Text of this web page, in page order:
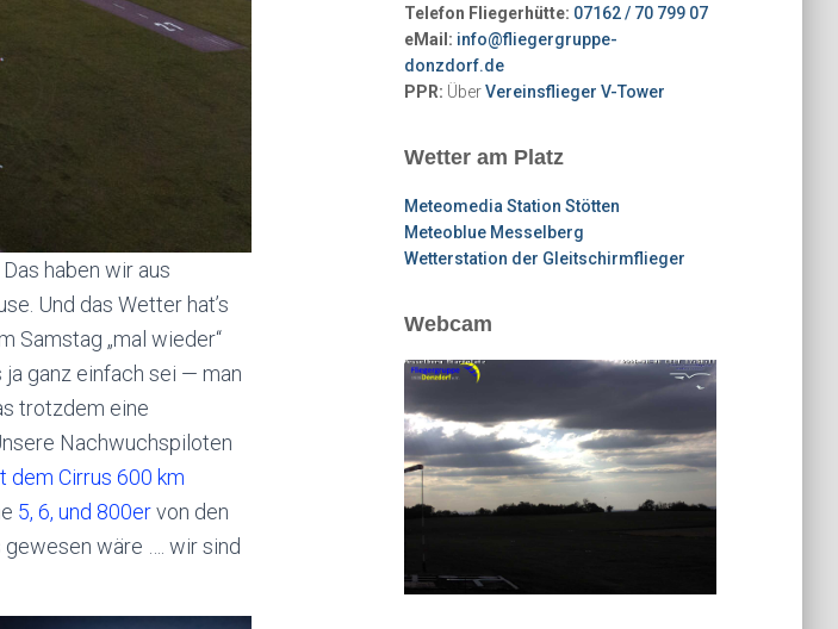
haben wir aus
Und das Wetter hat’s
Samstag „mal wieder“
ganz einfach sei — man
trotzdem eine
Nachwuchspiloten
dem Cirrus 600 km
5, 6, und 800ervon den
gewesen wäre …. wir sind
Telefon Fliegerhütte: 07162 / 70 799 07
eMail: info@fliegergruppe-
donzdorf.de
PPR: ÜberVereinsflieger V-Tower
Wetter am Platz
Meteomedia Station Stötten
Meteoblue Messelberg
Wetterstation der Gleitschirmflieger
Webcam